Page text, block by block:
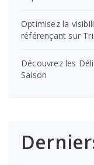
Optimisez la
référençant sur
Découvrez les
Saison